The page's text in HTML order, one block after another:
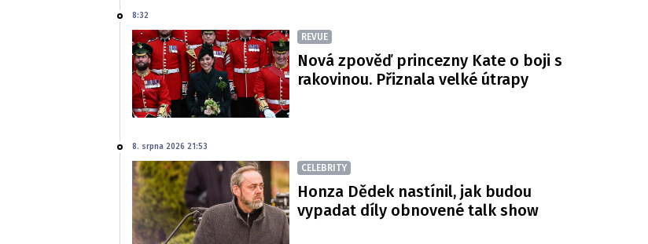
8:32
REVUE
Nová zpověď princezny Kate o boji s
rakovinou. Přiznala velké útrapy
8. srpna 2026 21:53
CELEBRITY
Honza Dědek nastínil, jak budou
vypadat díly obnovené talk show